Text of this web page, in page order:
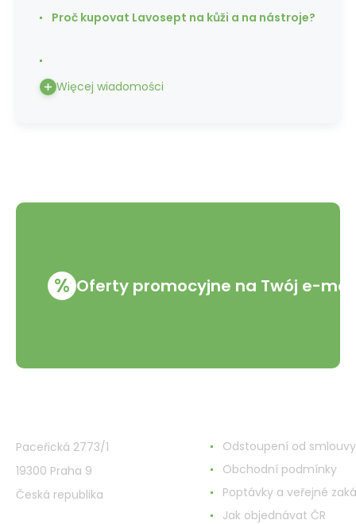
Proč kupovat Lavosept na kůži a na nástroje?
Więcej wiadomości
% Oferty promocyjne na Twój e-mail
Paceřická 2773/1
19300 Praha 9
Česká republika
Odstoupení od smlouvy
Obchodní podmínky
Poptávky a veřejné
Jak objednávat ČR